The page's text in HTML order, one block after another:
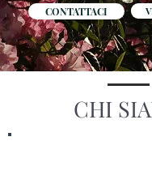
CONTATTACI
CHI